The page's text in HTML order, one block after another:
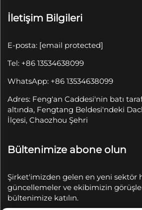
İletişim Bilgileri
E-posta: [email protected]
Tel: +86 13534638099
WhatsApp: +86 13534638099
Adres: Feng'an Caddesi'nin batı
altında, Fengtang Beldesi'ndeki
İlçesi, Chaozhou Şehri
Bültenimize abone olun
Şirket'imizden gelen en yeni sektör
güncellemeler ve ekibimizin
bültenimize katılın.